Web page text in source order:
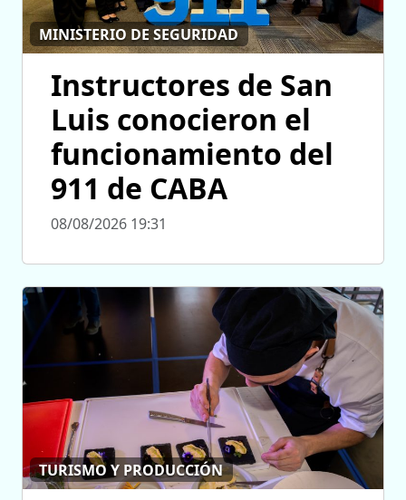
MINISTERIO DE SEGURIDAD
Instructores de San
Luis conocieron el
funcionamiento del
911 de CABA
08/08/2026 19:31
TURISMO Y PRODUCCIÓN